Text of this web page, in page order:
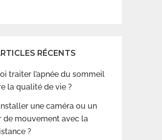
RÉCENTS
traiter l’apnée du sommeil
la qualité de vie ?
une caméra ou un
de mouvement avec la
?